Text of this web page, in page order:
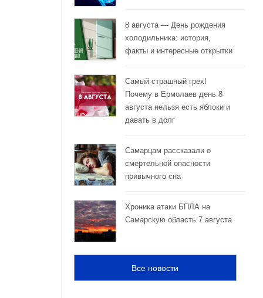
8 августа — День рождения
холодильника: история,
факты и интересные открытки
Самый страшный грех!
Почему в Ермолаев день 8
августа нельзя есть яблоки и
давать в долг
Самарцам рассказали о
смертельной опасности
привычного сна
Хроника атаки БПЛА на
Самарскую область 7 августа
Все новости